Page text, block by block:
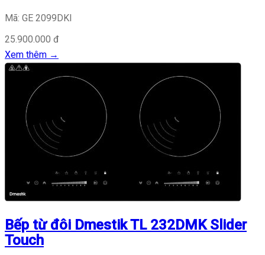
Mã: GE 2099DKI
25.900.000 đ
Xem thêm →
Bếp từ đôi Dmestik TL 232DMK Slider
Touch